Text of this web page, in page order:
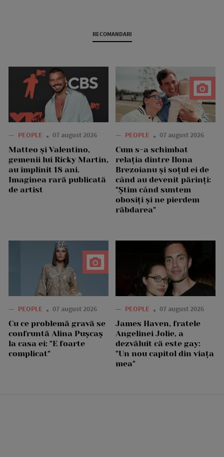
RECOMANDARI
— PEOPLE 07 august 2026
Matteo și Valentino,
gemenii lui Ricky Martin,
au împlinit 18 ani.
Imaginea rară publicată
de artist
— PEOPLE 07 august 2026
Cum s-a schimbat
relația dintre Ilona
Brezoianu și soțul ei de
când au devenit părinți:
"Știm când suntem
obosiți și ne pierdem
răbdarea"
— PEOPLE 07 august 2026
Cu ce problemă gravă se
confruntă Alina Pușcaș
la casa ei: "E foarte
complicat"
— PEOPLE 07 august 2026
James Haven, fratele
Angelinei Jolie, a
dezvăluit că este gay:
"Un nou capitol din viața
mea"